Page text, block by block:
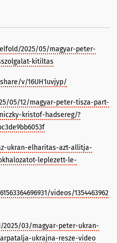
2025/05/magyar-peter-
kitiltas
v/16UH1uvjyp/
05/12/magyar-peter-tisza-part-
kristof-hadsereg/?
ukran-elharitas-azt-allitja-
leplezett-le-
videos/1354463962
03/magyar-peter-ukran-
ukrajna-resze-video